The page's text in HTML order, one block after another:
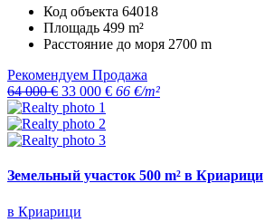
Код объекта 64018
Площадь 499 m²
Расстояние до моря 2700 m
Рекомендуем Продажа
64 000 € 33 000 € 66 €/m²
Земельный участок 500 m² в Криарици
в Криарици